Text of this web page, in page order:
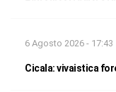
6 Agosto 2026 - 17:43
Cicala: vivaistica